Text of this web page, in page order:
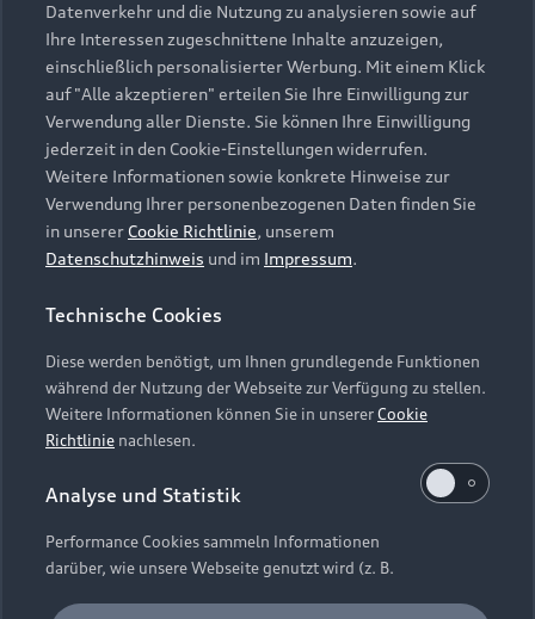
Bibi Blocksberg – Das
große Hexentreffen
Regie: Gregor Schnitzler
Mit Nala, Heike Makatsch, Rosalie Thomass u. a.
D / A 2025, 89 Min., ab 0 Jahre
Die junge Hexe Bibi freut sich riesig: Der
Hexenkongress findet dieses Mal auf dem
Gemeinsam mit Schubia und Flauipaui möchte sie
ersten Hexen ein, geraten die Ereignisse außer
Kontrolle. Zaubersprüche verlaufen schief, die
älteren Hexen verhalten sich merkwürdig und die
gesamte Versammlung droht zu scheitern.
Inmitten des Durcheinanders stehen die drei
Mit Einfallsreichtum, Zusammenhalt und einer
Portion Mut setzen sie alles daran, das drohende
Chaos zu bändigen und den Hexenkongress zu
Datenverkehr und die Nutzung zu analysieren sowie auf
Ihre Interessen zugeschnittene Inhalte anzuzeigen,
einschließlich personalisierter Werbung. Mit einem Klick
auf "Alle akzeptieren" erteilen Sie Ihre Einwilligung zur
Verwendung aller Dienste. Sie können Ihre Einwilligung
jederzeit in den Cookie-Einstellungen widerrufen.
Weitere Informationen sowie konkrete Hinweise zur
Verwendung Ihrer personenbezogenen Daten finden Sie
in unserer Cookie Richtlinie, unserem
Datenschutzhinweis und im Impressum.
Technische Cookies
Diese werden benötigt, um Ihnen grundlegende Funktionen
während der Nutzung der Webseite zur Verfügung zu stellen.
Weitere Informationen können Sie in unsererCookie
Richtlinie nachlesen.
Analyse und Statistik
Performance Cookies sammeln Informationen
darüber, wie unsere Webseite genutzt wird (z. B.